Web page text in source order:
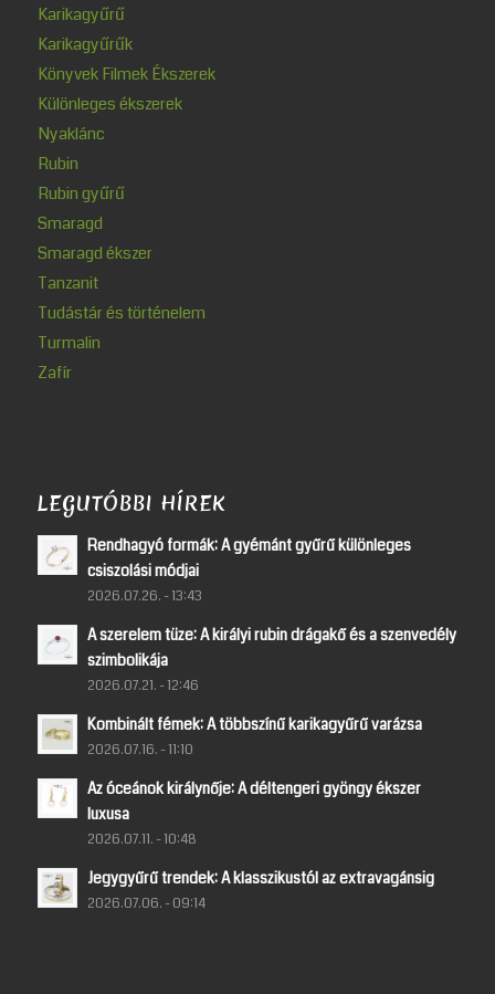
Karikagyűrű
Karikagyűrűk
Könyvek Filmek Ékszerek
Különleges ékszerek
Nyaklánc
Rubin
Rubin gyűrű
Smaragd
Smaragd ékszer
Tanzanit
Tudástár és történelem
Turmalin
Zafír
LEGUTÓBBI HÍREK
Rendhagyó formák: A gyémánt gyűrű különleges
csiszolási módjai
2026.07.26. - 13:43
A szerelem tüze: A királyi rubin drágakő és a szenvedély
szimbolikája
2026.07.21. - 12:46
Kombinált fémek: A többszínű karikagyűrű varázsa
2026.07.16. - 11:10
Az óceánok királynője: A déltengeri gyöngy ékszer
luxusa
2026.07.11. - 10:48
Jegygyűrű trendek: A klasszikustól az extravagánsig
2026.07.06. - 09:14